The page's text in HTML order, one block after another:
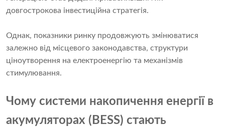
довгострокова інвестиційна стратегія.
Однак, показники ринку продовжують змінюватися
залежно від місцевого законодавства, структури
ціноутворення на електроенергію та механізмів
стимулювання.
Чому системи накопичення енергії в
акумуляторах (BESS) стають